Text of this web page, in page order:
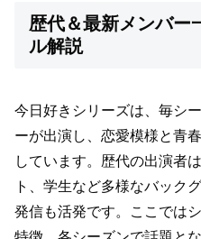
歴代＆最新メンバー
ル解説
今日好きシリーズは、毎シ
ーが出演し、恋愛模様と青
しています。歴代の出演者
ト、学生など多様なバック
発信も活発です。ここでは